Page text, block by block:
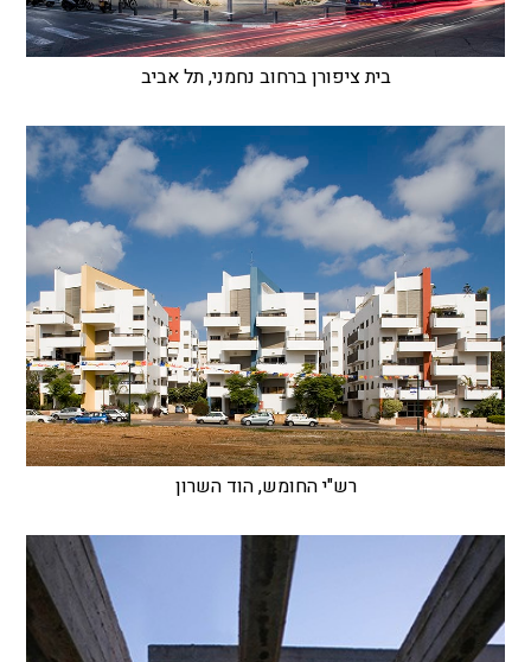
בית ציפורן ברחוב נחמני, תל אביב
רש"י החומש, הוד השרון